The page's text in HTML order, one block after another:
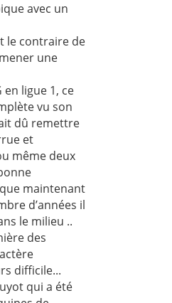
avec un
le contraire de
une
en ligue 1, ce
vu son
dû remettre
et
même deux
maintenant
d’années il
le milieu ..
des
difficile...
qui a été